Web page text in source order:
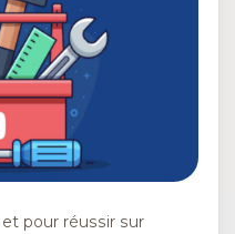
pour réussir sur